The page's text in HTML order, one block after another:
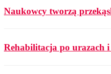
Naukowcy tworzą
Rehabilitacja po urazach i